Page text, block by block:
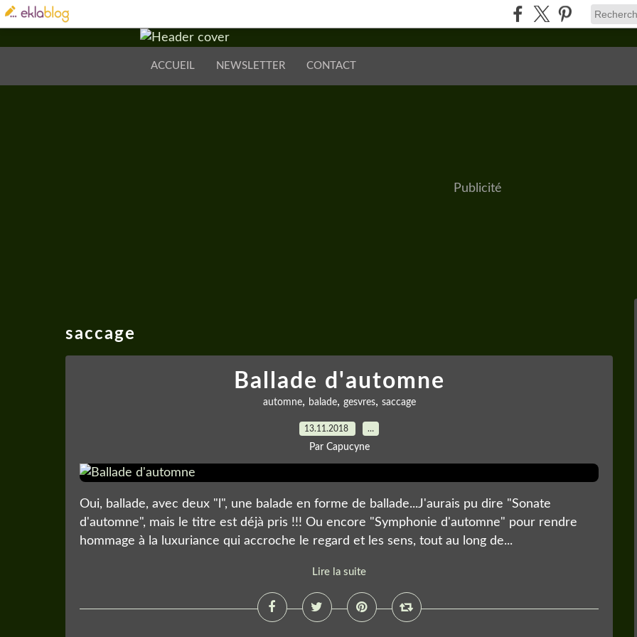
ACCUEIL NEWSLETTER CONTACT
Publicité
saccage
Ballade d'automne
automne, balade, gesvres, saccage
13.11.2018 …
Par Capucyne
Oui, ballade, avec deux "l", une balade en forme de ballade...J'aurais pu dire "Sonate
d'automne", mais le titre est déjà pris !!! Ou encore "Symphonie d'automne" pour rendre
hommage à la luxuriance qui accroche le regard et les sens, tout au long de...
Lire la suite